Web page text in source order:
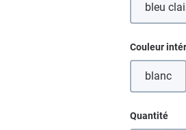
bleu
Couleur
blanc
(Cette
Quantité